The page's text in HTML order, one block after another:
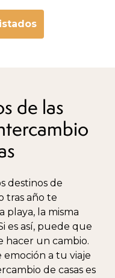
de las
destinos de
tras año te
playa, la misma
es así, puede que
hacer un cambio.
emoción a tu viaje
de casas es